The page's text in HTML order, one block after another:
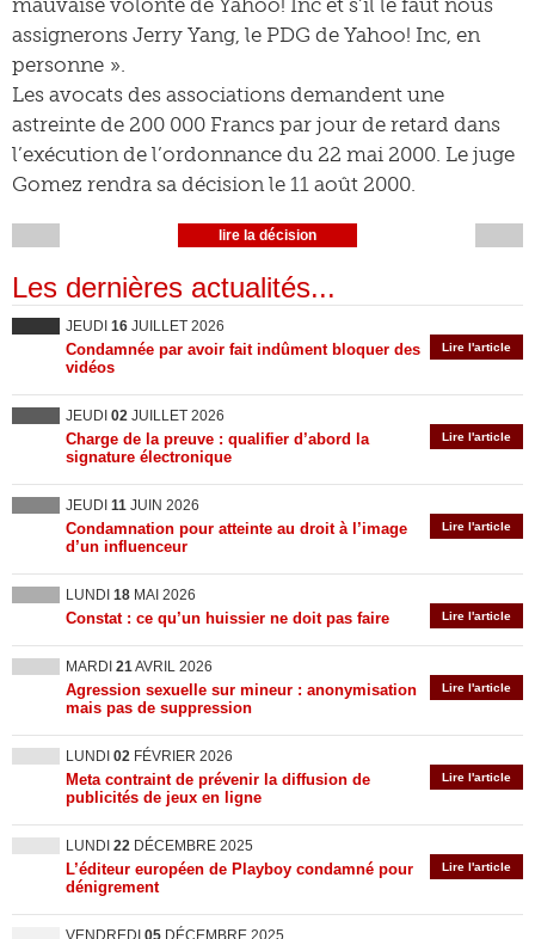
mauvaise volonté de Yahoo! Inc et s’il le faut nous
assignerons Jerry Yang, le PDG de Yahoo! Inc, en
personne ».
Les avocats des associations demandent une
astreinte de 200 000 Francs par jour de retard dans
l’exécution de l’ordonnance du 22 mai 2000. Le juge
Gomez rendra sa décision le 11 août 2000.
lire la décision
Les dernières actualités...
JEUDI 16 JUILLET 2026
Lire l'article
Condamnée par avoir fait indûment bloquer des
vidéos
JEUDI 02 JUILLET 2026
Lire l'article
Charge de la preuve : qualifier d’abord la
signature électronique
JEUDI 11 JUIN 2026
Lire l'article
Condamnation pour atteinte au droit à l’image
d’un influenceur
LUNDI 18 MAI 2026
Lire l'article
Constat : ce qu’un huissier ne doit pas faire
MARDI 21AVRIL 2026
Lire l'article
Agression sexuelle sur mineur : anonymisation
mais pas de suppression
LUNDI 02 FÉVRIER 2026
Lire l'article
Meta contraint de prévenir la diffusion de
publicités de jeux en ligne
LUNDI 22 DÉCEMBRE 2025
Lire l'article
L’éditeur européen de Playboy condamné pour
dénigrement
VENDREDI 05 DÉCEMBRE 2025